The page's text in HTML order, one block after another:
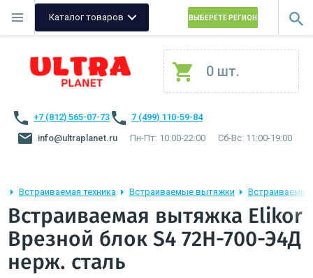
Каталог товаров ВЫБЕРЕТЕ РЕГИОН
0 шт.
+7 (812) 565-07-73
7 (499) 110-59-84
info@ultraplanet.ru
Пн-Пт: 10:00-22:00 Сб-Вс: 11:00-19:00
Встраиваемая техника Встраиваемые вытяжки
Встраиваемая вытяжка Elikor
Врезной блок S4 72Н-700-Э4Д
нерж. сталь